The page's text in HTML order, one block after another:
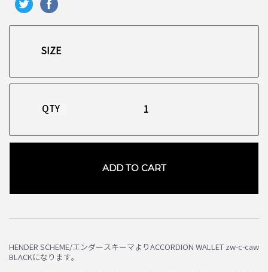
QTY
ADD TO CART
HENDER SCHEME/エンダースキーマよりACCORDION WALLET zw-c-caw
BLACKになります。
お買い物を続ける カートへ進む